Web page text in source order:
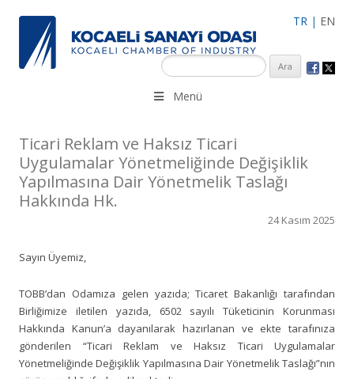
TR | EN
KSO 3500’ü aşkın sanayi kuruluşuna uzman çalışanları ile İzmit
Merkez, Çayırova, Dilovası, Gebze ve İMES OSB’deki ofisleri ile
Menü
Ticari Reklam ve Haksız Ticari
Uygulamalar Yönetmeliğinde Değişiklik
Yapılmasına Dair Yönetmelik Taslağı
Hakkında Hk.
24 Kasım 2025
Sayın Üyemiz,
TOBB’dan Odamıza gelen yazıda; Ticaret Bakanlığı tarafından
Birliğimize iletilen yazıda, 6502 sayılı Tüketicinin Korunması
Hakkında Kanun’a dayanılarak hazırlanan ve ekte tarafınıza
gönderilen “Ticari Reklam ve Haksız Ticari Uygulamalar
Yönetmeliğinde Değişiklik Yapılmasına Dair Yönetmelik Taslağı”nın